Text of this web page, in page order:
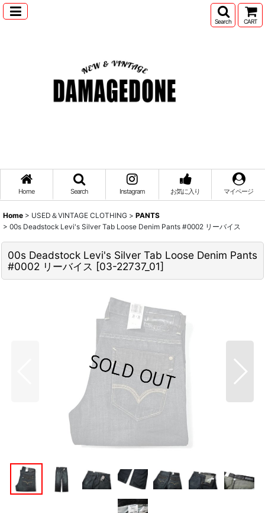
Search CART
Home Search Instagram お気に入り マイページ
Home > USED＆VINTAGE CLOTHING > PANTS
> 00s Deadstock Levi's Silver Tab Loose Denim Pants #0002 リーバイス
00s Deadstock Levi's Silver Tab Loose Denim Pants
#0002 リーバイス [03-22737_01]